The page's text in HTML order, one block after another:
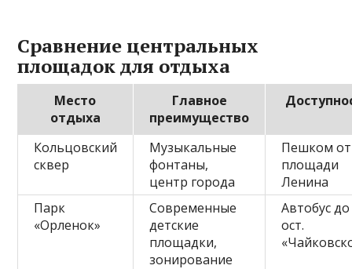
Сравнение центральных
площадок для отдыха
Место
отдыха
Главное
преимущество
Кольцовский
сквер
Музыкальные
фонтаны,
центр города
Пешком от
площади
Ленина
Парк
«Орленок»
Современные
детские
площадки,
зонирование
Автобус до
ост.